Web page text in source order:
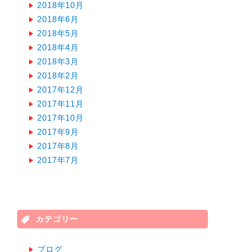
2018年10月
2018年6月
2018年5月
2018年4月
2018年3月
2018年2月
2017年12月
2017年11月
2017年10月
2017年9月
2017年8月
2017年7月
カテゴリー
ブログ